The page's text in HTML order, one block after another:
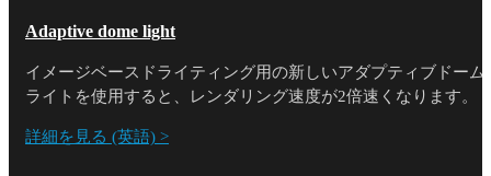
Adaptive dome light
イメージベースドライティング用の新しいアダプティブドーム
ライトを使用すると、レンダリング速度が2倍速くなります。
詳細を見る (英語) >